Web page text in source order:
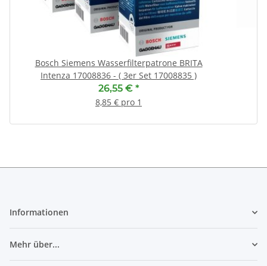
Bosch Siemens Wasserfilterpatrone BRITA
Intenza 17008836 - ( 3er Set 17008835 )
26,55 € *
8,85 € pro 1
Informationen
Mehr über...